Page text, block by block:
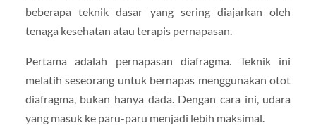
beberapa teknik dasar yang sering diajarkan oleh
tenaga kesehatan atau terapis pernapasan.
Pertama adalah pernapasan diafragma. Teknik ini
melatih seseorang untuk bernapas menggunakan otot
diafragma, bukan hanya dada. Dengan cara ini, udara
yang masuk ke paru-paru menjadi lebih maksimal.